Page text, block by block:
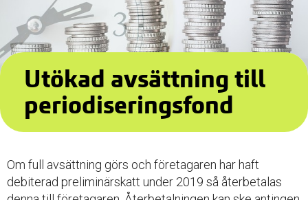
Utökad avsättning till
periodiseringsfond
Om full avsättning görs och företagaren har haft
debiterad preliminärskatt under 2019 så återbetalas